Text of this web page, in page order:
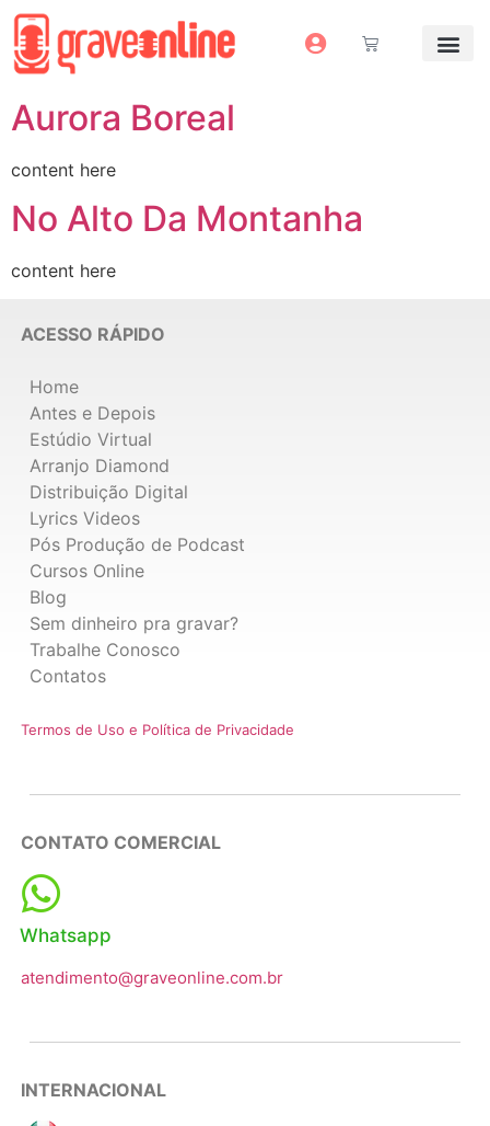
Aurora Boreal
content here
No Alto Da Montanha
content here
ACESSO RÁPIDO
Home
Antes e Depois
Estúdio Virtual
Arranjo Diamond
Distribuição Digital
Lyrics Videos
Pós Produção de Podcast
Cursos Online
Blog
Sem dinheiro pra gravar?
Trabalhe Conosco
Contatos
Termos de Uso e Política de Privacidade
CONTATO COMERCIAL
Whatsapp
atendimento@graveonline.com.br
INTERNACIONAL